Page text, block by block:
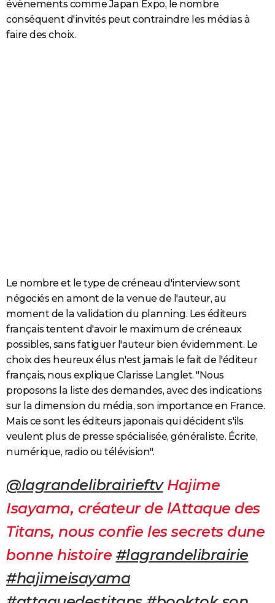
évènements comme Japan Expo, le nombre
conséquent d'invités peut contraindre les médias à
faire des choix.
Le nombre et le type de créneau d'interview sont
négociés en amont de la venue de l'auteur, au
moment de la validation du planning. Les éditeurs
français tentent d'avoir le maximum de créneaux
possibles, sans fatiguer l'auteur bien évidemment. Le
choix des heureux élus n'est jamais le fait de l'éditeur
français, nous explique Clarisse Langlet. "Nous
proposons la liste des demandes, avec des indications
sur la dimension du média, son importance en France.
Mais ce sont les éditeurs japonais qui décident s'ils
veulent plus de presse spécialisée, généraliste. Écrite,
numérique, radio ou télévision".
@lagrandelibrairieftvHajime
Isayama, créateur de lAttaque des
Titans, nous confie les secrets dune
bonne histoire #lagrandelibrairie
#hajimeisayama